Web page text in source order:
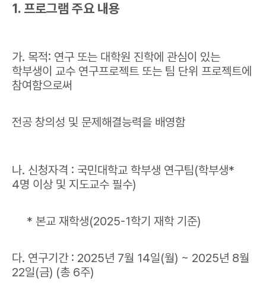
1. 프로그램 주요 내용
가. 목적: 연구 또는 대학원 진학에 관심이 있는
학부생이 교수 연구프로젝트 또는 팀 단위 프로젝트에
참여함으로써
전공 창의성 및 문제해결능력을 배영함
나. 신청자격 : 국민대학교 학부생 연구팀(학부생*
4명 이상 및 지도교수 필수)
* 본교 재학생(2025-1학기 재학 기준)
다. 연구기간 : 2025년 7월 14일(월) ~ 2025년 8월
22일(금) (총 6주)